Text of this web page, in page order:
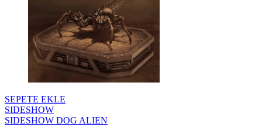
SEPETE EKLE
SIDESHOW
SIDESHOW DOG ALIEN